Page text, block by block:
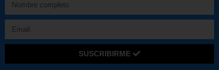
SUSCRIBIRME